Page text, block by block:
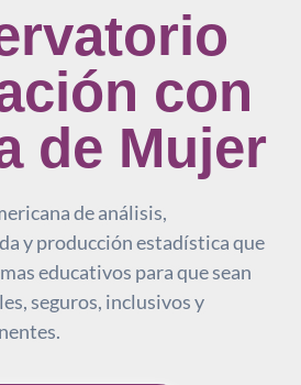
con
de Mujer
de análisis,
y producción estadística que
educativos para que sean
seguros, inclusivos y